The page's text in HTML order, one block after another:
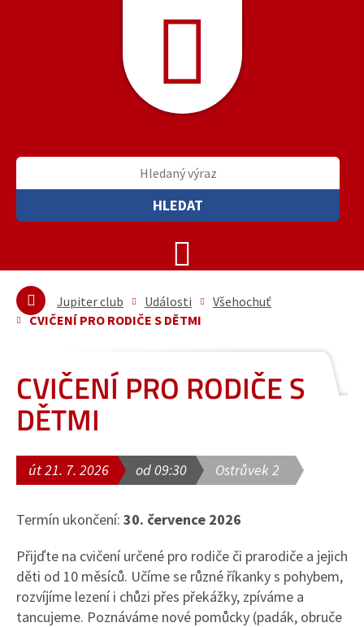
HLEDAT
Jupiter club Události
Všehochuť
CVIČENÍ PRO RODIČE S DĚTMI
CVIČENÍ PRO RODIČE S
DĚTMI
út 21. 7. 2026 od 09:30 Ostrůvek 2
Termín ukončení: 30. července 2026
Přijďte na cvičení určené pro rodiče či prarodiče a jejich
děti od 10 měsíců. Učíme se různé říkanky s pohybem,
rozvíjíme lezení i chůzi přes překážky, zpíváme a
tancujeme. Poznáváme nové pomůcky (padák, obruče